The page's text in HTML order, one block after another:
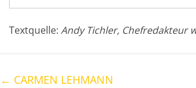
Textquelle: Andy Tichler, Chefredakteur
← CARMEN LEHMANN